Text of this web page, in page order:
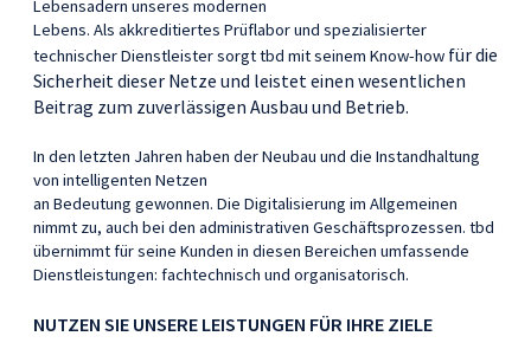
Lebensadern unseres modernen
Lebens. Als akkreditiertes Prüflabor und spezialisierter
technischer Dienstleister sorgt tbd mit seinem Know-how für die
Sicherheit dieser Netze und leistet einen wesentlichen
Beitrag zum zuverlässigen Ausbau und Betrieb.
In den letzten Jahren haben der Neubau und die Instandhaltung
von intelligenten Netzen
an Bedeutung gewonnen. Die Digitalisierung im Allgemeinen
nimmt zu, auch bei den administrativen Geschäftsprozessen. tbd
übernimmt für seine Kunden in diesen Bereichen umfassende
Dienstleistungen: fachtechnisch und organisatorisch.
NUTZEN SIE UNSERE LEISTUNGEN FÜR IHRE ZIELE